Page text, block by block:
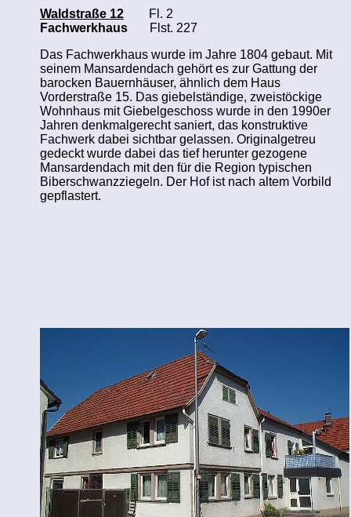
Waldstraße 12
Fl. 2
Fachwerkhaus
Flst. 227
Das Fachwerkhaus wurde im Jahre 1804 gebaut. Mit
seinem Mansardendach gehört es zur Gattung der
barocken Bauernhäuser, ähnlich dem Haus
Vorderstraße 15. Das giebelständige, zweistöckige
Wohnhaus mit Giebelge­schoss wurde in den 1990er
Jahren denkmalgerecht saniert, das konstruktive
Fachwerk dabei sichtbar gelassen. Originalgetreu
gedeckt wurde dabei das tief herunter gezogene
Mansardendach mit den für die Region typischen
Biberschwanzziegeln. Der Hof ist nach altem Vorbild
gepflastert.